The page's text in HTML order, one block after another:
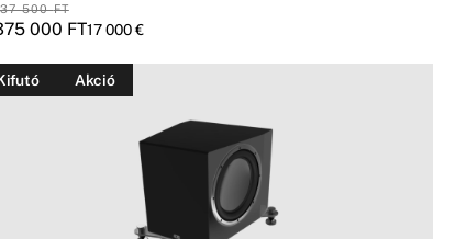
500FT
000 FT17 000€
Akció